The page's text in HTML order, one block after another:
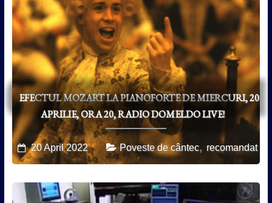
EFECTUL MOZART LA PIANOFORTE DE MIERCURI, 20
APRILIE, ORA 20, RADIO DOMELDO LIVE!
20 April 2022 Poveste de cântec, recomandat